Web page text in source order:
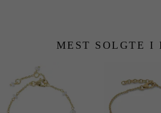
MEST SOLGTE I